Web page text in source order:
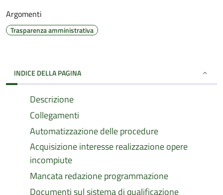
Argomenti
Trasparenza amministrativa
INDICE DELLA PAGINA
Descrizione
Collegamenti
Automatizzazione delle procedure
Acquisizione interesse realizzazione opere
incompiute
Mancata redazione programmazione
Documenti sul sistema di qualificazione